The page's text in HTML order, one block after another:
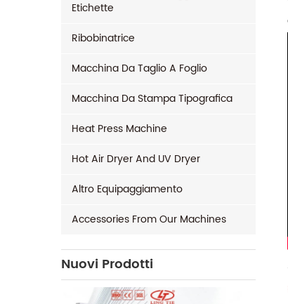
Etichette
Ribobinatrice
Macchina Da Taglio A Foglio
Macchina Da Stampa Tipografica
Heat Press Machine
Hot Air Dryer And UV Dryer
Altro Equipaggiamento
Accessories From Our Machines
Nuovi Prodotti